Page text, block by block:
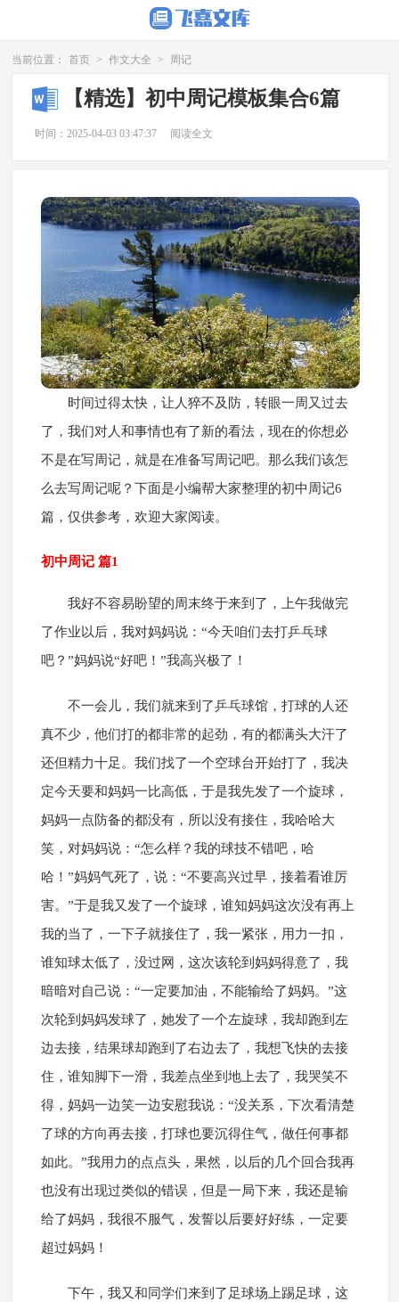
当前位置： 首页 > 作文大全 > 周记
【精选】初中周记模板集合6篇
时间：2025-04-03 03:47:37 阅读全文
时间过得太快，让人猝不及防，转眼一周又过去
了，我们对人和事情也有了新的看法，现在的你想必
不是在写周记，就是在准备写周记吧。那么我们该怎
么去写周记呢？下面是小编帮大家整理的初中周记6
篇，仅供参考，欢迎大家阅读。
初中周记 篇1
我好不容易盼望的周末终于来到了，上午我做完
了作业以后，我对妈妈说：“今天咱们去打乒乓球
吧？”妈妈说“好吧！”我高兴极了！
不一会儿，我们就来到了乒乓球馆，打球的人还
真不少，他们打的都非常的起劲，有的都满头大汗了
还但精力十足。我们找了一个空球台开始打了，我决
定今天要和妈妈一比高低，于是我先发了一个旋球，
妈妈一点防备的都没有，所以没有接住，我哈哈大
笑，对妈妈说：“怎么样？我的球技不错吧，哈
哈！”妈妈气死了，说：“不要高兴过早，接着看谁厉
害。”于是我又发了一个旋球，谁知妈妈这次没有再上
我的当了，一下子就接住了，我一紧张，用力一扣，
谁知球太低了，没过网，这次该轮到妈妈得意了，我
暗暗对自己说：“一定要加油，不能输给了妈妈。”这
次轮到妈妈发球了，她发了一个左旋球，我却跑到左
边去接，结果球却跑到了右边去了，我想飞快的去接
住，谁知脚下一滑，我差点坐到地上去了，我哭笑不
得，妈妈一边笑一边安慰我说：“没关系，下次看清楚
了球的方向再去接，打球也要沉得住气，做任何事都
如此。”我用力的点点头，果然，以后的几个回合我再
也没有出现过类似的错误，但是一局下来，我还是输
给了妈妈，我很不服气，发誓以后要好好练，一定要
超过妈妈！
下午，我又和同学们来到了足球场上踢足球，这